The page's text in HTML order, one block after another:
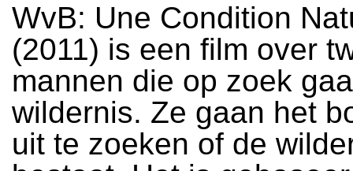
WvB: Une Condition
(2011) is een film over
mannen die op zoek
wildernis. Ze gaan het
uit te zoeken of de